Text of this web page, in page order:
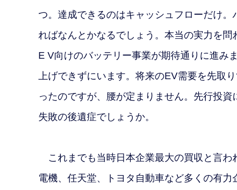
つ。達成できるのはキャッシュフローだけ
ればなんとかなるでしょう。本当の実力を
E V向けのバッテリー事業が期待通りに進み
上げできずにいます。将来のEV需要を先取
ったのですが、腰が定まりません。先行投
失敗の後遺症でしょうか。
これまでも当時日本企業最大の買収と言わ
電機、任天堂、トヨタ自動車など多くの有